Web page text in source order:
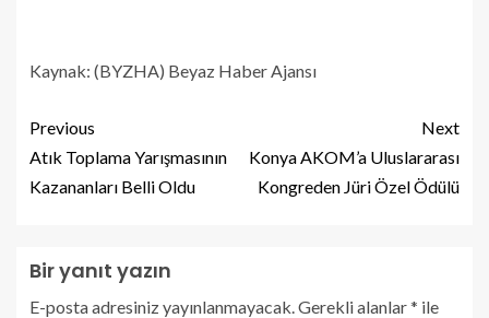
Kaynak: (BYZHA) Beyaz Haber Ajansı
Previous
Atık Toplama Yarışmasının
Kazananları Belli Oldu
Next
Konya AKOM’a Uluslararası
Kongreden Jüri Özel Ödülü
Bir yanıt yazın
E-posta adresiniz yayınlanmayacak. Gerekli alanlar* ile